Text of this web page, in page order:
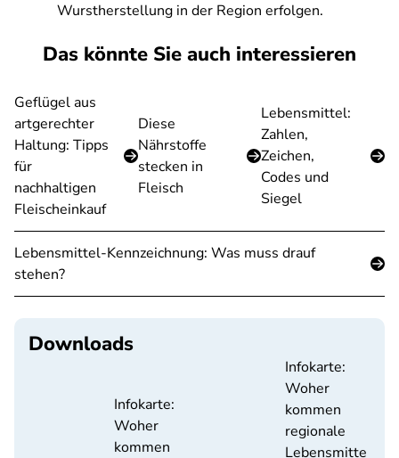
Wurstherstellung in der Region erfolgen.
Das könnte Sie auch interessieren
Geflügel aus
artgerechter
Haltung: Tipps
für
nachhaltigen
Fleischeinkauf
Diese
Nährstoffe
stecken in
Fleisch
Lebensmittel:
Zahlen,
Zeichen,
Codes und
Siegel
Lebensmittel-Kennzeichnung: Was muss drauf
stehen?
Downloads
Infokarte:
Woher
kommen
Infokarte:
Woher
kommen
regionale
Lebensmitte